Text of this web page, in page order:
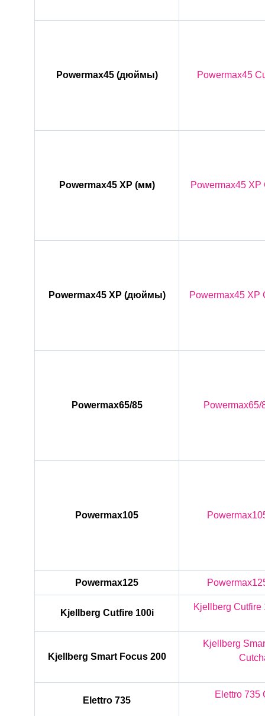
Powermax45 (дюймы) Powermax45
Powermax45 XP (мм) Powermax45 XP
Powermax45 XP (дюймы) Powermax45 XP
Powermax65/85 Powermax65/
Powermax105
Powermax125
Kjellberg Cutfire 100i
Kjellberg Cutfire
Kjellberg Smart Focus 200
Kjellberg
Elettro 735
Elettro 735